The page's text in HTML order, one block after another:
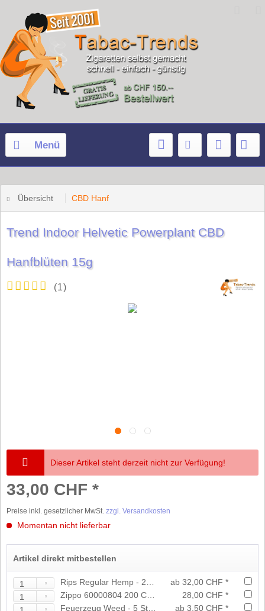
Menü
Übersicht CBD Hanf
Trend Indoor Helvetic Powerplant CBD
Hanfblüten 15g
(1)
Dieser Artikel steht derzeit nicht zur Verfügung!
33,00 CHF *
Preise inkl. gesetzlicher MwSt. zzgl. Versandkosten
Momentan nicht lieferbar
Artikel direkt mitbestellen
ab 32,00 CHF *
28,00 CHF *
ab 3,50 CHF *